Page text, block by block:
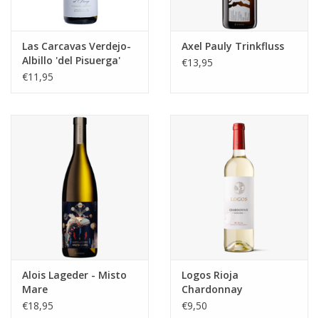
Las Carcavas Verdejo-
Albillo 'del Pisuerga'
€11,95
Axel Pauly Trinkfluss
€13,95
Alois Lageder - Misto
Mare
€18,95
Logos Rioja
Chardonnay
€9,50